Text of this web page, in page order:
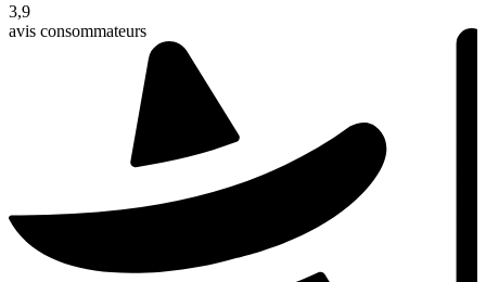
3,9
avis consommateurs